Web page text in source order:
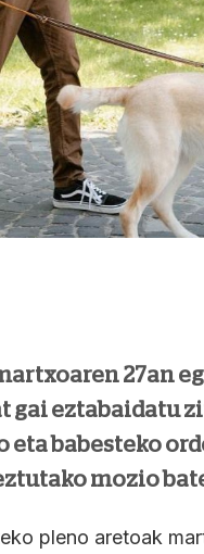
27an
eztabaidatu
eta babesteko
mozio
pleno aretoak